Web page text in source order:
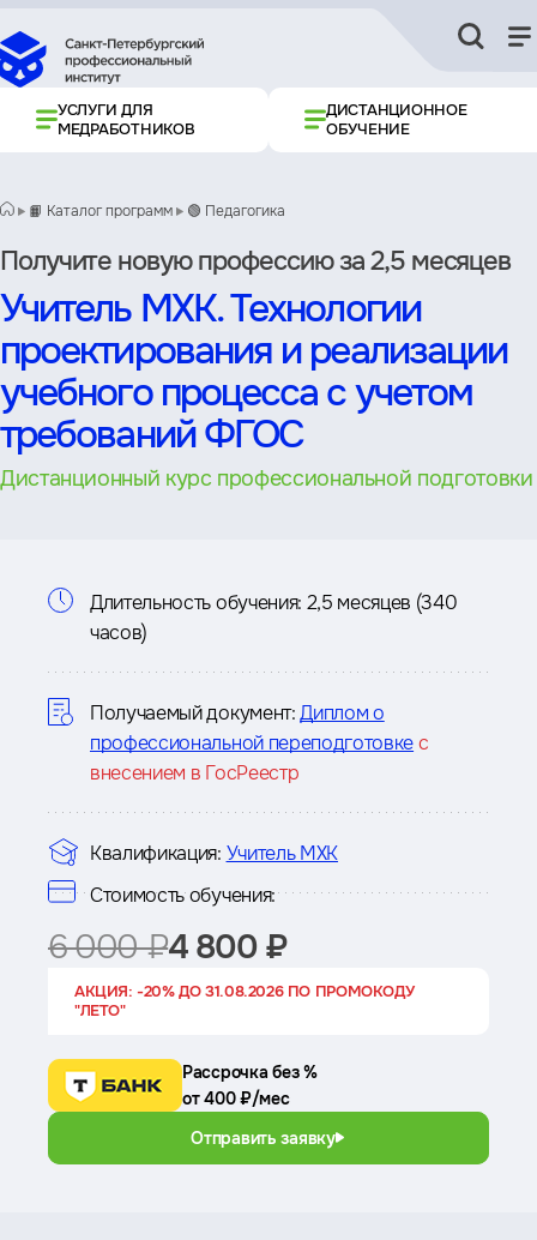
УСЛУГИ ДЛЯ
МЕДРАБОТНИКОВ
ДИСТАНЦИОННОЕ
ОБУЧЕНИЕ
📙 Каталог программ 🟢 Педагогика
Получите новую профессию за 2,5 месяцев
Учитель МХК. Технологии
проектирования и реализации
учебного процесса с учетом
требований ФГОС
Дистанционный курс профессиональной подготовки
Информация
курсе
Длительность обучения: 2,5 месяцев (340
часов)
Получаемый документ: Диплом о
профессиональной переподготовкес
внесением в ГосРеестр
Квалификация: Учитель МХК
Стоимость обучения:
6 000 ₽4 800 ₽
АКЦИЯ: -20% ДО 31.08.2026 ПО ПРОМОКОДУ
"ЛЕТО"
Рассрочка без %
от 400 ₽/мес
Отправить заявку